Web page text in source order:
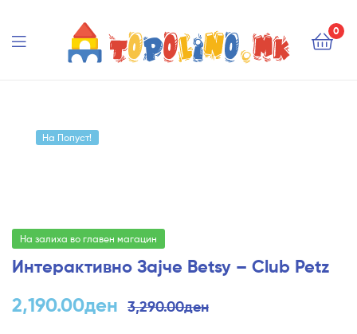
0
На Попуст!
На залиха во главен магацин
Интерактивно Зајче Betsy – Club Petz
3,290.00ден
2,190.00ден